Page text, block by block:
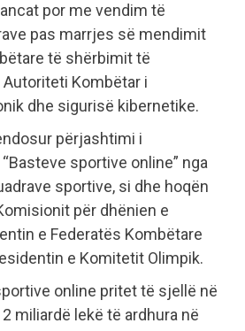
por me vendim të
pas marrjes së mendimit
të shërbimit të
Kombëtar i
dhe sigurisë kibernetike.
përjashtimi i
sportive online” nga
sportive, si dhe hoqën
për dhënien e
e Federatës Kombëtare
e Komitetit Olimpik.
online pritet të sjellë në
miliardë lekë të ardhura në